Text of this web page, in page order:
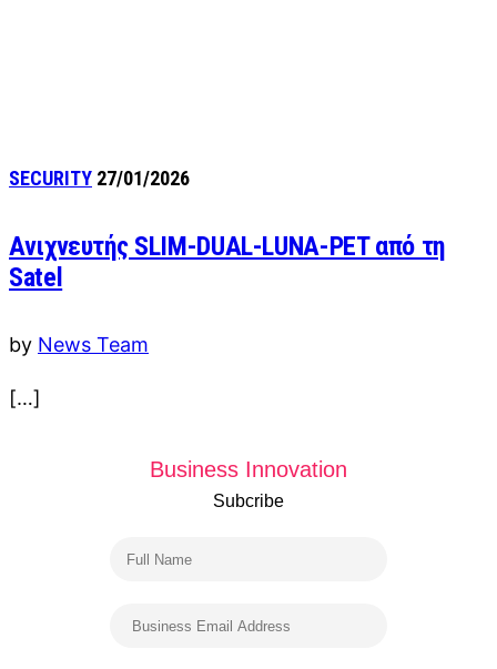
SECURITY 27/01/2026
Ανιχνευτής SLIM-DUAL-LUNA-PET από τη
Satel
by News Team
[…]
Business Innovation
Subcribe